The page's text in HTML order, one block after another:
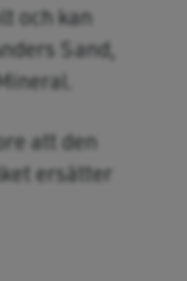
och kan
Sand,
att den
ersätter